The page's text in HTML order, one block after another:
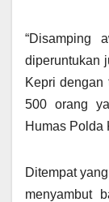
“Disamping
diperuntukan
Kepri dengan
500 orang
Humas Polda
Ditempat
menyambut